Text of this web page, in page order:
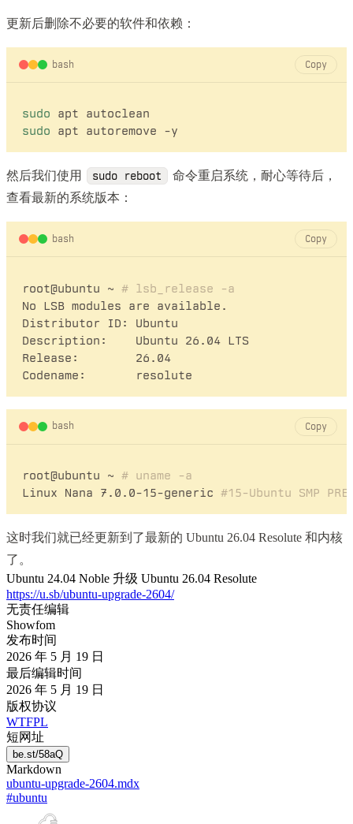
更新后删除不必要的软件和依赖：
bash Copy
sudo
sudo
然后我们使用 sudo reboot
命令重启系统，耐心等待后，
查看最新的系统版本：
bash Copy
root@ubuntu ~ # lsb_release -a
No LSB modules are available.
Distributor ID:	Ubuntu
Description:	Ubuntu 26.04 LTS
Release:	26.04
bash Copy
root@ubuntu ~ # uname -a
Linux Nana 7.0.0-15-generic #15-Ubuntu SMP
这时我们就已经更新到了最新的 Ubuntu 26.04 Resolute 和内核
了。
Ubuntu 24.04 Noble 升级 Ubuntu 26.04 Resolute
https://u.sb/ubuntu-upgrade-2604/
无责任编辑
Showfom
发布时间
2026 年 5 月 19 日
最后编辑时间
2026 年 5 月 19 日
版权协议
WTFPL
短网址
be.st/58aQ
Markdown
ubuntu-upgrade-2604.mdx
#ubuntu